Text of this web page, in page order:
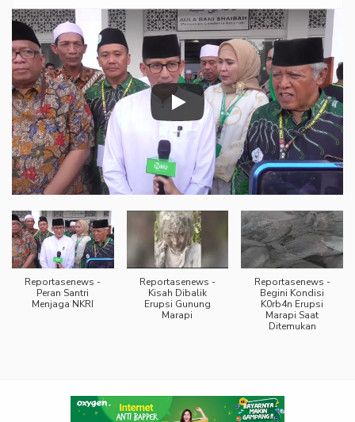
Reportasenews -
Peran Santri
Menjaga NKRI
Reportasenews -
Kisah Dibalik
Erupsi Gunung
Marapi
Reportasenews -
Begini Kondisi
K0rb4n Erupsi
Marapi Saat
Ditemukan